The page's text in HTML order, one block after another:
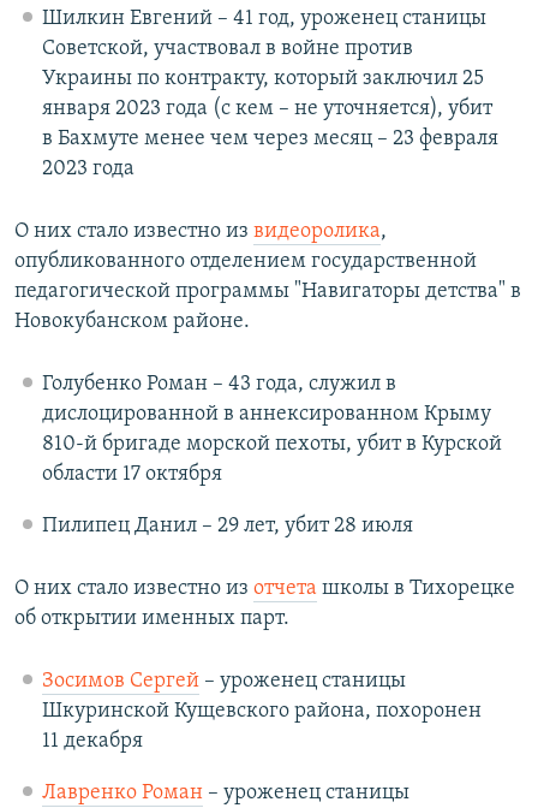
Шилкин Евгений – 41 год, уроженец станицы
Советской, участвовал в войне против
Украины по контракту, который заключил 25
января 2023 года (с кем – не уточняется), убит
в Бахмуте менее чем через месяц – 23 февраля
2023 года
О них стало известно из видеоролика,
опубликованного отделением государственной
педагогической программы "Навигаторы детства" в
Новокубанском районе.
Голубенко Роман – 43 года, служил в
дислоцированной в аннексированном Крыму
810-й бригаде морской пехоты, убит в Курской
области 17 октября
Пилипец Данил – 29 лет, убит 28 июля
О них стало известно из отчета школы в Тихорецке
об открытии именных парт.
Зосимов Сергей– уроженец станицы
Шкуринской Кущевского района, похоронен
11 декабря
Лавренко Роман– уроженец станицы